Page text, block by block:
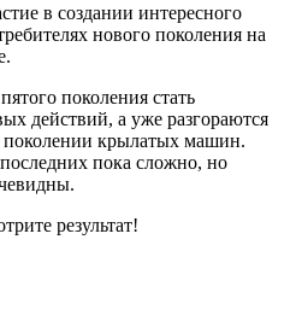
в создании интересного
нового поколения на
поколения стать
действий, а уже разгораются
крылатых машин.
пока сложно, но
результат!